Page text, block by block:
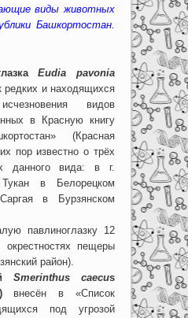
виды животных
Башкортостан.
Eudia pavonia
редких и находящихся
видов
в Красную книгу
(Красная
пор известно о трёх
данного вида: в г.
в Белорецком
в Бурзянском
павлиноглазку 12
окрестностях пещеры
район).
Smerinthus caecus
внесён в «Список
под угрозой